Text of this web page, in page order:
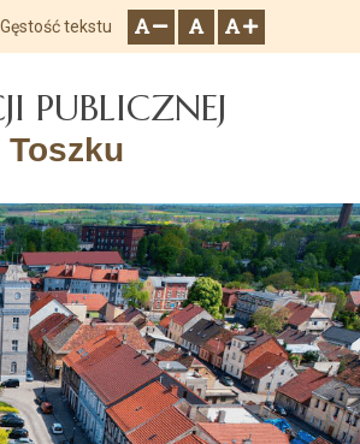
menu
Gęstość tekstu
PUBLICZNEJ